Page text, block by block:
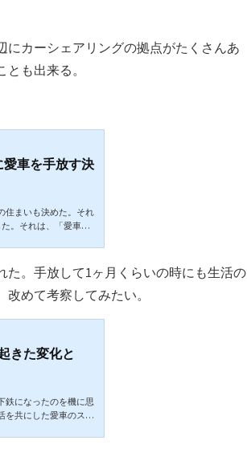
カーシェアリングの拠点がたくさんあ
も出来る。
愛車を手放す決
住まいも決めた。それ
。それは、「愛車を
して「ブーブー」で
トラックもバスも好
て30年弱、自家用車
。手放して1ヶ月くらいの時にも生活の
めて考察してみたい。
きた変化と
鉄になったのを機に思
を共にした愛車のスバ